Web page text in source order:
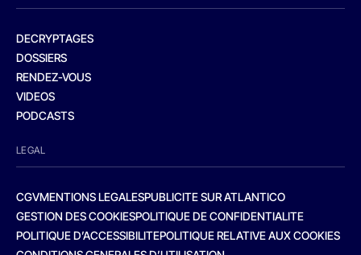
DECRYPTAGES
DOSSIERS
RENDEZ-VOUS
VIDEOS
PODCASTS
LEGAL
CGVMENTIONS LEGALESPUBLICITE SUR ATLANTICO
GESTION DES COOKIESPOLITIQUE DE CONFIDENTIALITE
POLITIQUE D’ACCESSIBILITEPOLITIQUE RELATIVE AUX COOKIES